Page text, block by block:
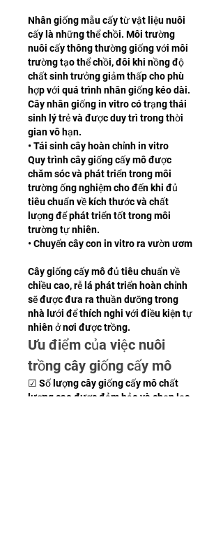
Nhân giống mẫu cấy từ vật liệu nuôi
cấy là những thể chồi. Môi trường
nuôi cấy thông thường giống với môi
trường tạo thể chồi, đôi khi nồng độ
chất sinh trưởng giảm thấp cho phù
hợp với quá trình nhân giống kéo dài.
Cây nhân giống in vitro có trạng thái
sinh lý trẻ và được duy trì trong thời
gian vô hạn.
• Tái sinh cây hoàn chỉnh in vitro
Quy trình cây giống cấy mô được
chăm sóc và phát triển trong môi
trường ống nghiệm cho đến khi đủ
tiêu chuẩn về kích thước và chất
lượng để phát triển tốt trong môi
trường tự nhiên.
• Chuyển cây con in vitro ra vườn ươm
Cây giống cấy mô đủ tiêu chuẩn về
chiều cao, rễ lá phát triển hoàn chỉnh
sẽ được đưa ra thuần dưỡng trong
nhà lưới để thích nghi với điều kiện tự
nhiên ở nơi được trồng.
Ưu điểm của việc nuôi
trồng cây giống cấy mô
☑ Số lượng cây giống cấy mô chất
lượng cao được đảm bảo và chọn lọc